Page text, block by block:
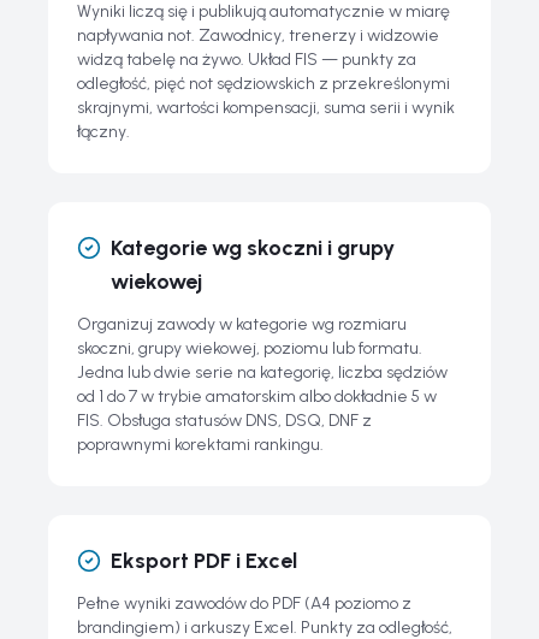
Wyniki liczą się i publikują automatycznie w miarę
napływania not. Zawodnicy, trenerzy i widzowie
widzą tabelę na żywo. Układ FIS — punkty za
odległość, pięć not sędziowskich z przekreślonymi
skrajnymi, wartości kompensacji, suma serii i wynik
łączny.
Kategorie wg skoczni i grupy
wiekowej
Organizuj zawody w kategorie wg rozmiaru
skoczni, grupy wiekowej, poziomu lub formatu.
Jedna lub dwie serie na kategorię, liczba sędziów
od 1 do 7 w trybie amatorskim albo dokładnie 5 w
FIS. Obsługa statusów DNS, DSQ, DNF z
poprawnymi korektami rankingu.
Eksport PDF i Excel
Pełne wyniki zawodów do PDF (A4 poziomo z
brandingiem) i arkuszy Excel. Punkty za odległość,